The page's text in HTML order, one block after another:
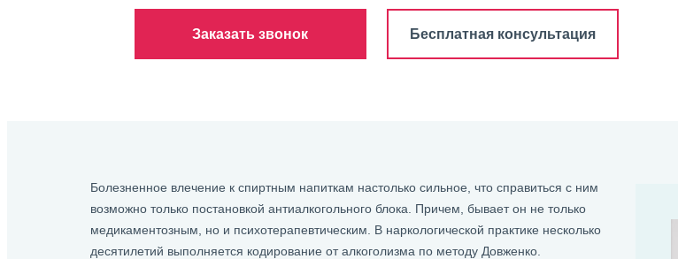
Заказать звонок Бесплатная консультация
Болезненное влечение к спиртным напиткам настолько сильное, что справиться с ним
возможно только постановкой антиалкогольного блока. Причем, бывает он не только
медикаментозным, но и психотерапевтическим. В наркологической практике несколько
десятилетий выполняется кодирование от алкоголизма по методу Довженко.